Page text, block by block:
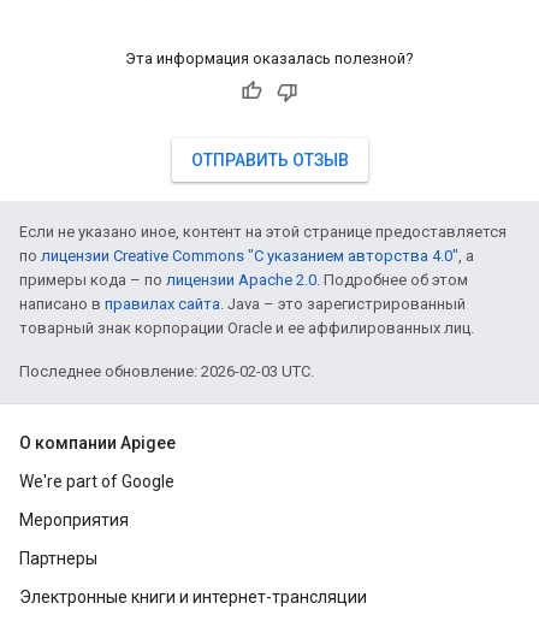
Эта информация оказалась полезной?
ОТПРАВИТЬ ОТЗЫВ
Если не указано иное, контент на этой странице предоставляется
по лицензии Creative Commons "С указанием авторства 4.0", а
примеры кода – по лицензии Apache 2.0. Подробнее об этом
написано в правилах сайта. Java – это зарегистрированный
товарный знак корпорации Oracle и ее аффилированных лиц.
Последнее обновление: 2026-02-03 UTC.
О компании Apigee
We're part of Google
Мероприятия
Партнеры
Электронные книги и интернет-трансляции